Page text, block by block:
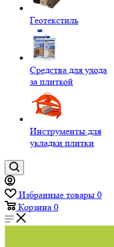
Геотекстиль
Средства для ухода
за плиткой
Инструменты для
укладки плитки
Избранные товары 0
Корзина 0